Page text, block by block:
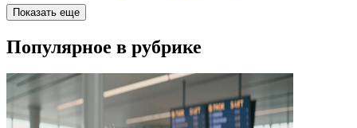
Показать еще
Популярное в рубрике